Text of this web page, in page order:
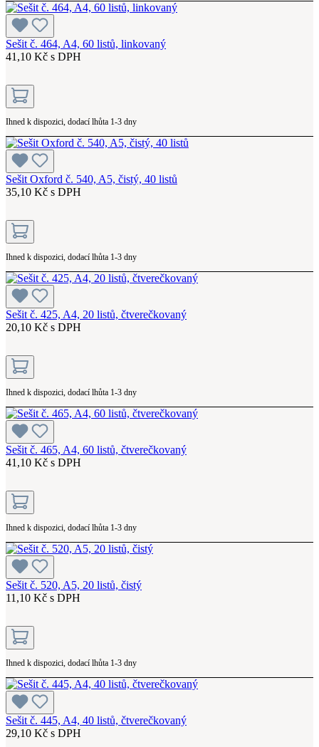
Sešit č. 464, A4, 60 listů, linkovaný
41,10 Kč s DPH
Ihned k dispozici, dodací lhůta 1-3 dny
Sešit Oxford č. 540, A5, čistý, 40 listů
35,10 Kč s DPH
Ihned k dispozici, dodací lhůta 1-3 dny
Sešit č. 425, A4, 20 listů, čtverečkovaný
20,10 Kč s DPH
Ihned k dispozici, dodací lhůta 1-3 dny
Sešit č. 465, A4, 60 listů, čtverečkovaný
41,10 Kč s DPH
Ihned k dispozici, dodací lhůta 1-3 dny
Sešit č. 520, A5, 20 listů, čistý
11,10 Kč s DPH
Ihned k dispozici, dodací lhůta 1-3 dny
Sešit č. 445, A4, 40 listů, čtverečkovaný
29,10 Kč s DPH